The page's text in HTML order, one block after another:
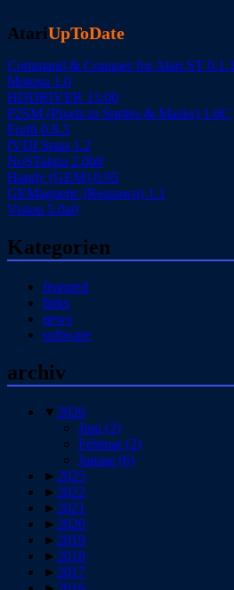
AtariUpToDate
Command & Conquer for Atari ST 0.1.1
Motosu 1.0
HDDRIVER 13.00
P2SM (Pixels to Sprites & Masks) 1.6C
Forth 0.8.3
fVDI Snap 1.2
NoSTalgia 2.0b8
Handy (GEM) 0.95
GEMagnetic (Respawn) 1.1
Vision 5.0a0
Kategorien
featured
links
news
software
archiv
▼ 2026
Juni (2)
Februar(2)
Januar(6)
► 2025
► 2022
► 2021
► 2020
► 2019
► 2018
► 2017